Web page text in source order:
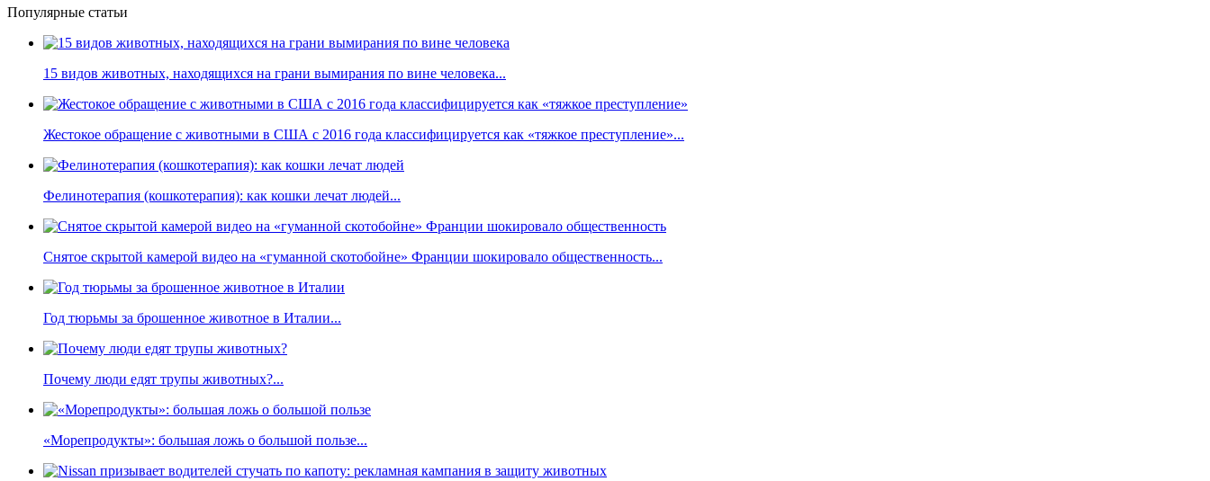
Популярные статьи
15 видов животных, находящихся на грани вымирания по вине человека...
Жестокое обращение с животными в США с 2016 года классифицируется как «тяжкое преступление»...
Фелинотерапия (кошкотерапия): как кошки лечат людей...
Снятое скрытой камерой видео на «гуманной скотобойне» Франции шокировало общественность...
Год тюрьмы за брошенное животное в Италии...
Почему люди едят трупы животных?...
«Морепродукты»: большая ложь о большой пользе...